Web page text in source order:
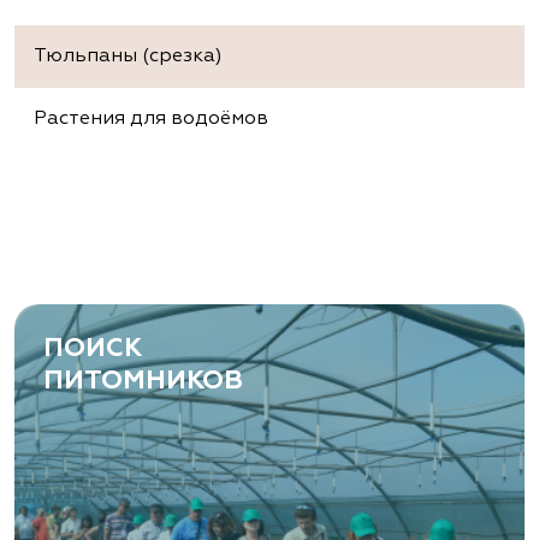
Тюльпаны (срезка)
Растения для водоёмов
ПОИСК
ПИТОМНИКОВ